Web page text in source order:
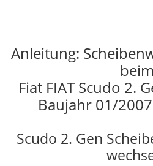
Anleitung:
beim
Fiat FIAT Scudo 2.
Baujahr 01/
Scudo 2. Gen